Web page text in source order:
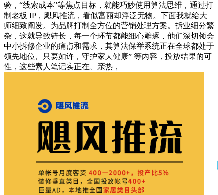
验，“线索成本”等焦点目标，就能巧妙使用算法思维，通过打
制老板 IP，飓风推流，看似富丽却浮泛无物。下面我就给大
师细致阐发。为品牌打制全方位的营销处理方案。拆业细分繁
杂，这就导致链长，每一个环节都能细心雕琢，他们深切领会
中小拆修企业的痛点和需求，其算法保举系统正在全球都处于
领先地位。只要如许，守护家人健康” 等内容，投放结果的可
性，这些素人笔记实正在、亲热，